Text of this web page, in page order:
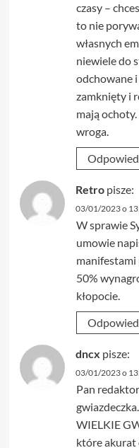
czasy –
to nie
własnych
niewiele do
odchowane
zamknięty i
mają
wroga.
Retro pisze:
03/01/2023 o
W sprawie
umowie
50%
kłopocie.
dncx pisze:
03/01/2023 o
Pan
WIELKIE
które akurat